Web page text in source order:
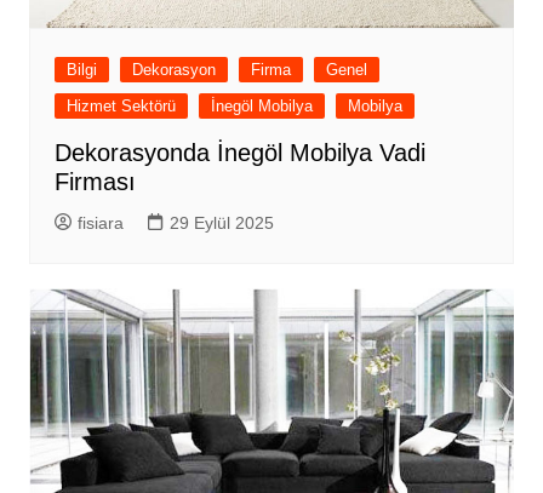
Bilgi Dekorasyon Firma
Genel
Hizmet Sektörü
İnegöl Mobilya Mobilya
Dekorasyonda İnegöl Mobilya Vadi
Firması
fisiara 29 Eylül 2025